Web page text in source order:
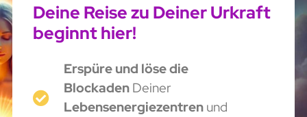
Deine Reise zu Deiner Urkraft
beginnt hier!
Erspüre und löse die
Blockaden Deiner
Lebensenergiezentrenund